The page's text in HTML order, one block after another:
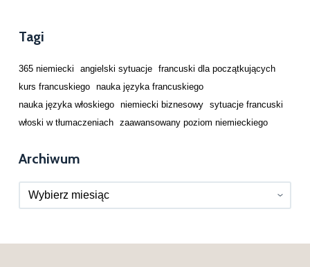
Tagi
365 niemiecki angielski sytuacje
francuski dla początkujących
kurs francuskiego
nauka języka francuskiego
nauka języka włoskiego
niemiecki biznesowy
sytuacje francuski
włoski w tłumaczeniach
zaawansowany poziom niemieckiego
Archiwum
Archiwa